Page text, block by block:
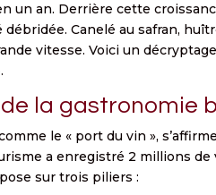
un an. Derrière cette
Canelé au safran,
vitesse. Voici un
la gastronomie
le « port du vin »,
a enregistré 2 millions
sur trois piliers :